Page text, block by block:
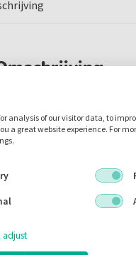
Soft
Soft Nitrile
bescherming en
Deze
mate van flexibiliteit en
mensen met
essentieel
analysis of our visitor data, to
a great website experience. For
adjust